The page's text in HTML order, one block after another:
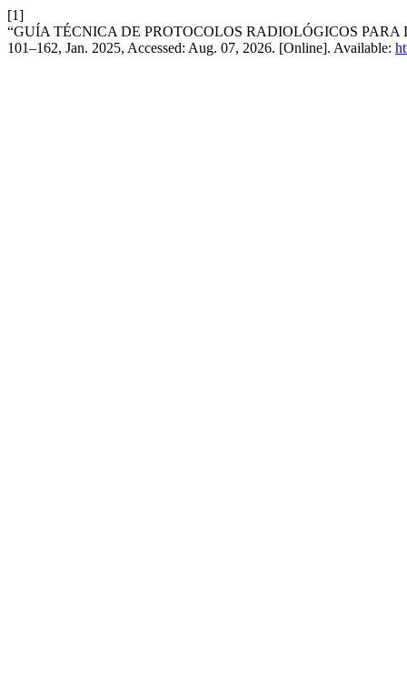
[1]
“GUÍA TÉCNICA DE PROTOCOLOS RADIOLÓGICOS
101–162, Jan. 2025, Accessed: Aug. 07, 2026. [Online]. Available: